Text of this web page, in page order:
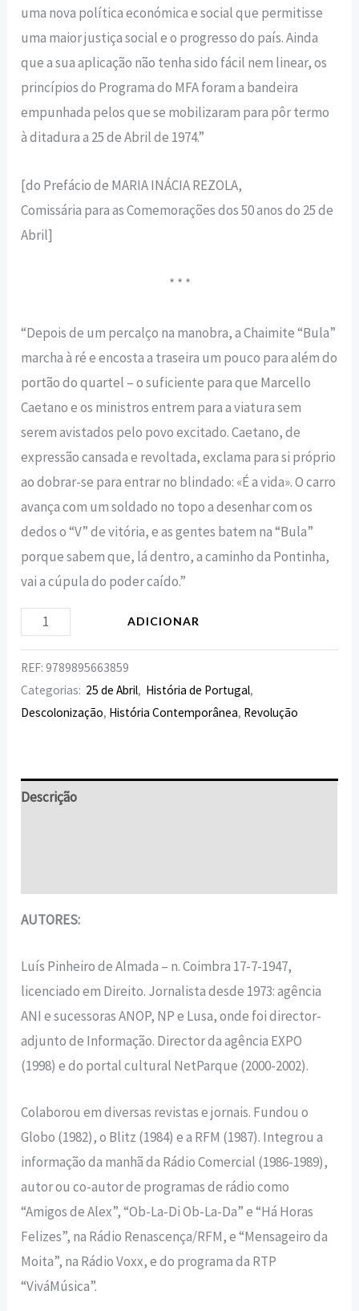
uma nova política económica e social que permi­tisse
uma maior justiça social e o progresso do país. Ainda
que a sua aplicação não tenha sido fácil nem linear, os
princípios do Programa do MFA foram a bandeira
empunhada pelos que se mobilizaram para pôr termo
à ditadura a 25 de Abril de 1974.”
[do Prefácio de MARIA INÁCIA REZOLA,
Comissária para as Comemorações dos 50 anos do 25 de
Abril]
* * *
“Depois de um percalço na manobra, a Chaimite “Bula”
marcha à ré e encosta a traseira um pouco para além do
portão do quartel – o suficiente para que Marcello
Caetano e os ministros entrem para a viatura sem
serem avistados pelo povo excitado. Caetano, de
expressão cansada e revoltada, exclama para si próprio
ao dobrar-se para entrar no blindado: «É a vida». O carro
avança com um soldado no topo a desenhar com os
dedos o “V” de vitória, e as gen­tes batem na “Bula”
porque sabem que, lá dentro, a caminho da Pontinha,
vai a cúpula do poder caído.”
ADICIONAR
REF:9789895663859
Categorias: 25 de Abril, História de Portugal,
Descolonização, História Contemporânea, Revolução
Descrição
AUTORES:
Luís Pinheiro de Almada – n. Coimbra 17-7-1947,
licenciado em Direito. Jornalista desde 1973: agência
ANI e sucessoras ANOP, NP e Lusa, onde foi director-
adjunto de Informação. Direc­tor da agência EXPO
(1998) e do portal cultural NetParque (2000-2002).
Colaborou em diversas revistas e jornais. Fundou o
Globo (1982), o Blitz (1984) e a RFM (1987). Integrou a
in­formação da manhã da Rádio Comer­cial (1986-1989),
autor ou co-autor de programas de rádio como
“Amigos de Alex”, “Ob-La-Di Ob-La-Da” e “Há Horas
Felizes”, na Rádio Renascença/RFM, e “Mensageiro da
Moita”, na Rádio Voxx, e do programa da RTP
“ViváMúsica”.